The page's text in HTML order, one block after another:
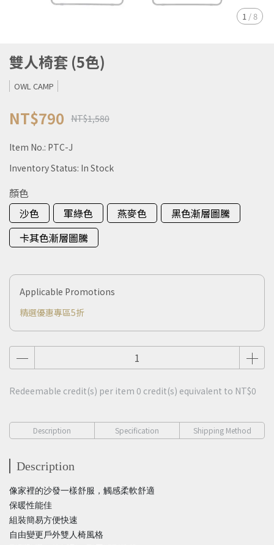
1 /8
雙人椅套 (5色)
OWL CAMP
NT$790 NT$1,580
Item No.: PTC-J
Inventory Status: In Stock
顏色
沙色
軍綠色 燕麥色
黑色漸層圖騰
卡其色漸層圖騰
Applicable Promotions
精選優惠專區5折
Redeemable credit(s) per item 0 credit(s) equivalent to NT$0
Description Specification Shipping Method
Description
像家裡的沙發一樣舒服，觸感柔軟舒適
保暖性能佳
組裝簡易方便快速
自由變更戶外雙人椅風格